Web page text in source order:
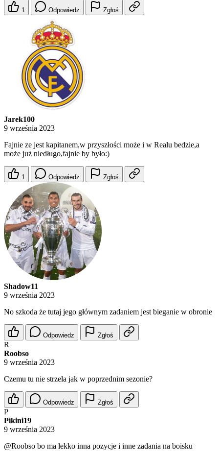
1 Odpowiedz Zgłoś
Jarek100
9 września 2023
Fajnie ze jest kapitanem,w przyszłości może i w Realu bedzie,a
może już niedługo,fajnie by było:)
1 Odpowiedz Zgłoś
Shadow11
9 września 2023
No szkoda że tutaj jego głównym zadaniem jest bieganie w obronie
Odpowiedz Zgłoś
R
Roobso
9 września 2023
Czemu tu nie strzela jak w poprzednim sezonie?
Odpowiedz Zgłoś
P
Pikini19
9 września 2023
@Roobso bo ma lekko inna pozycje i inne zadania na boisku